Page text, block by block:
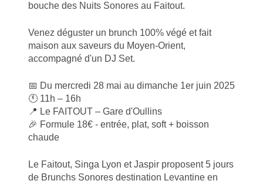
bouche des Nuits Sonores au Faitout.
Venez déguster un brunch 100% végé et fait
maison aux saveurs du Moyen-Orient,
accompagné d'un DJ Set.
📅 Du mercredi 28 mai au dimanche 1er juin 2025
🕚 11h – 16h
📍 Le FAITOUT – Gare d'Oullins
🎉 Formule 18€ - entrée, plat, soft + boisson
chaude
Le Faitout, Singa Lyon et Jaspir proposent 5 jours
de Brunchs Sonores destination Levantine en